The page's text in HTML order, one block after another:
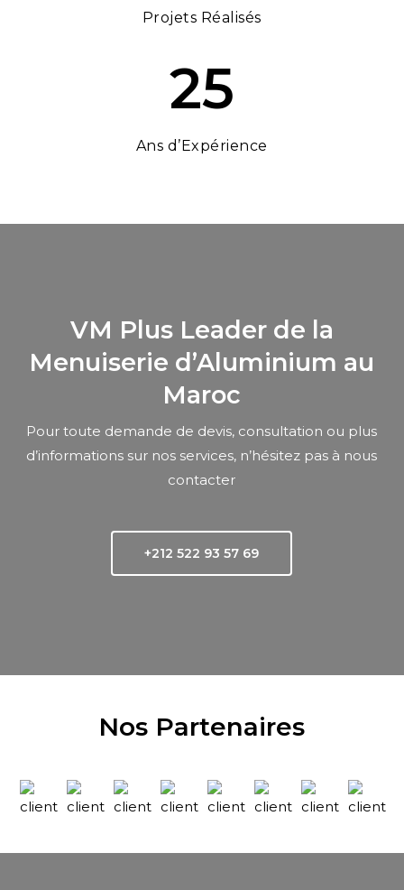
Projets Réalisés
25
Ans d’Expérience
VM Plus Leader de la
Menuiserie d’Aluminium au
Maroc
Pour toute demande de devis, consultation ou plus
d’informations sur nos services, n’hésitez pas à nous
contacter
+212 522 93 57 69
Nos Partenaires